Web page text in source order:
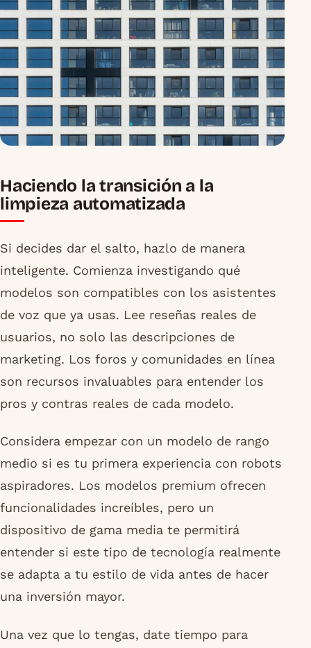
Haciendo la transición a la
limpieza automatizada
Si decides dar el salto, hazlo de manera
inteligente. Comienza investigando qué
modelos son compatibles con los asistentes
de voz que ya usas. Lee reseñas reales de
usuarios, no solo las descripciones de
marketing. Los foros y comunidades en línea
son recursos invaluables para entender los
pros y contras reales de cada modelo.
Considera empezar con un modelo de rango
medio si es tu primera experiencia con robots
aspiradores. Los modelos premium ofrecen
funcionalidades increíbles, pero un
dispositivo de gama media te permitirá
entender si este tipo de tecnología realmente
se adapta a tu estilo de vida antes de hacer
una inversión mayor.
Una vez que lo tengas, date tiempo para